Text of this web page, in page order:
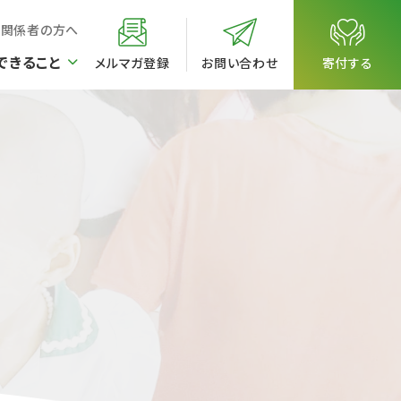
係者の方へ
きること メルマガ登録 お問い合わせ 寄付する